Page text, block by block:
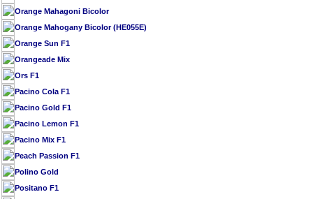
Orange Mahagoni Bicolor
Orange Mahogany Bicolor (HE055E)
Orange Sun F1
Orangeade Mix
Ors F1
Pacino Cola F1
Pacino Gold F1
Pacino Lemon F1
Pacino Mix F1
Peach Passion F1
Polino Gold
Positano F1